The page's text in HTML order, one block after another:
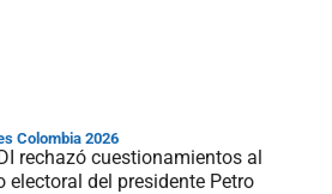
Colombia 2026
rechazó cuestionamientos al
electoral del presidente Petro